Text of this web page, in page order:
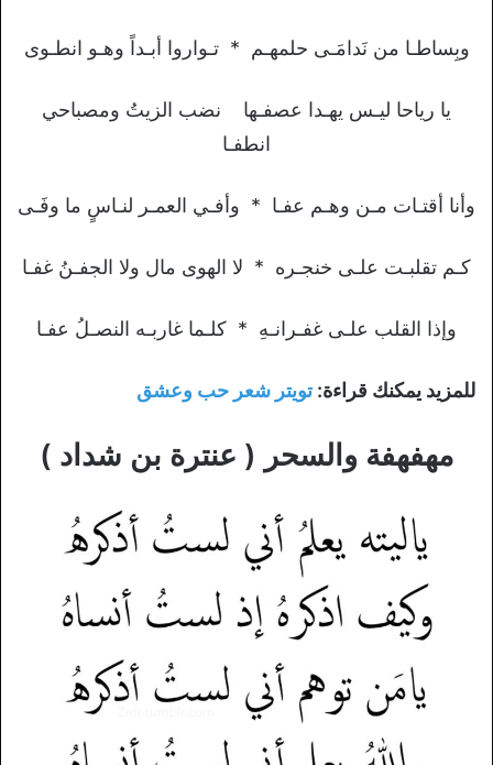
وبِساطـا من نَدامَـى حلمهـم * تـواروا أبـداً وهـو انطـوى
يا رياحا ليـس يهـدا عصفـها نضب الزيتُ ومصباحي
انطفـا
وأنا أقتـات مـن وهـم عفـا * وأفـي العمـر لنـاسٍ ما وفَـى
كـم تقلبـت علـى خنجـره * لا الهوى مال ولا الجفـنُ غفـا
وإذا القلب علـى غفـرانـهِ * كلـما غاربـه النصـلُ عفـا
للمزيد يمكنك قراءة:تويتر شعر حب وعشق
مهفهفة والسحر ( عنترة بن شداد )